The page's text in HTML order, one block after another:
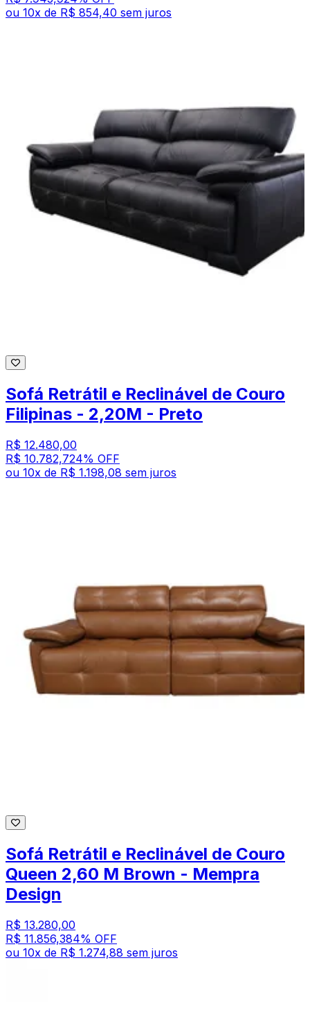
ou 10x de R$ 854,40 sem juros
Sofá Retrátil e Reclinável de Couro
Filipinas - 2,20M - Preto
R$ 12.480,00
R$ 10.782,724% OFF
ou 10x de R$ 1.198,08 sem juros
Sofá Retrátil e Reclinável de Couro
Queen 2,60 M Brown - Mempra
Design
R$ 13.280,00
R$ 11.856,384% OFF
ou 10x de R$ 1.274,88 sem juros